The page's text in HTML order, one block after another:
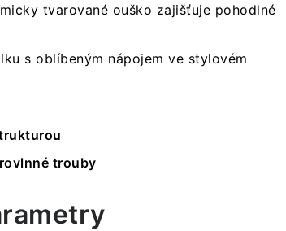
tvarované ouško zajišťuje pohodlné
s oblíbeným nápojem ve stylovém
trouby